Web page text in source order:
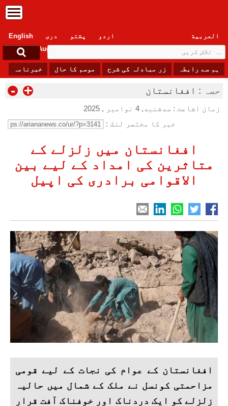
English دری پشتو العربیة
اردو
Friday, 7 August , 2026
ہم سے رابطہ زر مبادلہ کی شرح موسم کا حال خبرنامہ
حصہ : افغانستان - +
زمان اشاعت : سه‌شنبه, 4 نوامبر , 2025
خبر کا مختصر لنک :
افغانستان میں زلزلے کے
متاثرین کی امداد کے لیے بین
الاقوامی برادری کی اپیل
افغانستان کے عوام کی نجات کے لیے قومی
مزاحمتی کونسل نے ملک کے شمال میں حالیہ
زلزلے کو ایک دردناک اور خوفناک آفت قرار